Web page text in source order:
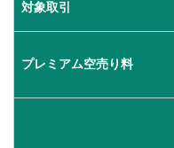
対象取引
プレミアム空売り料